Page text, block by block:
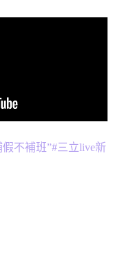
不補班”#三立live新